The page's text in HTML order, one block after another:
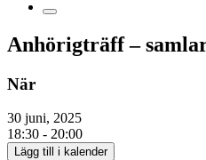
Anhörigträff –
När
30 juni, 2025
18:30 - 20:00
Lägg till i kalender